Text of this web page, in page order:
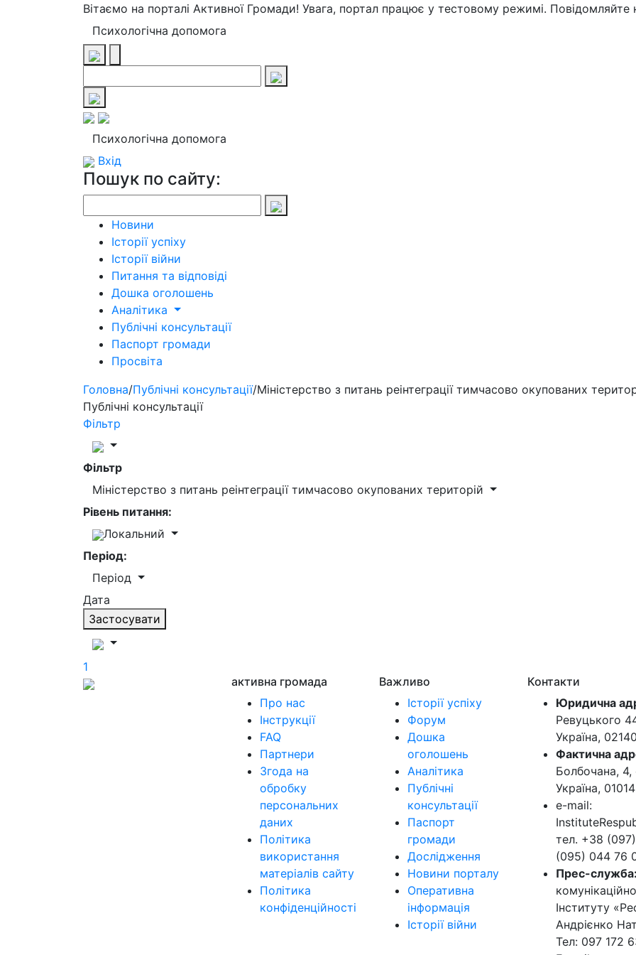
Вітаємо на порталі Активної Громади! Увага, портал працює у тестовому режимі.
Психологічна допомога
Психологічна допомога
Вхід
Пошук по сайту:
Новини
Історії успіху
Історії війни
Питання та відповіді
Дошка оголошень
Аналітика
Публічні консультації
Паспорт громади
Просвіта
Головна/Публічні консультації/Міністерство з питань реінтеграції тимчасово окупованих
Публічні консультації
Фільтр
Фільтр
Міністерство з питань реінтеграції тимчасово окупованих територій
Рівень питання:
Локальний
Період:
Період
Дата
Застосувати
1
активна громада
Про нас
Інструкції
FAQ
Партнери
Згода на
обробку
персональних
даних
Політика
використання
матеріалів сайту
Політика
конфіденційності
Важливо
Історії успіху
Форум
Дошка
оголошень
Аналітика
Публічні
консультації
Паспорт
громади
Дослідження
Новини порталу
Оперативна
інформація
Історії війни
Контакти
Юридична
Ревуцького
Україна,
Фактична
Болбочана, 4,
Україна, 01014
e-mail:
тел. +38
(095) 044 76
Прес-
Інституту
Андрієнко
Тел: 097 172